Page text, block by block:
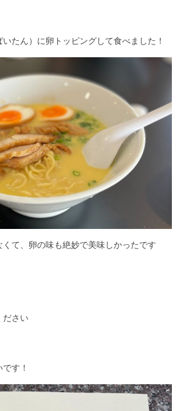
たん）に卵トッピングして食べました！
て、卵の味も絶妙で美味しかったです
ださい
す！